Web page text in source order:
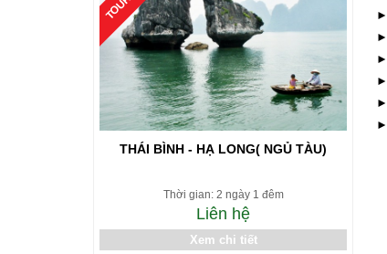
THÁI BÌNH - HẠ LONG( NGỦ TÀU)
Thời gian: 2 ngày 1 đêm
Liên hệ
Xem chi tiết
►
►
►
►
►
►